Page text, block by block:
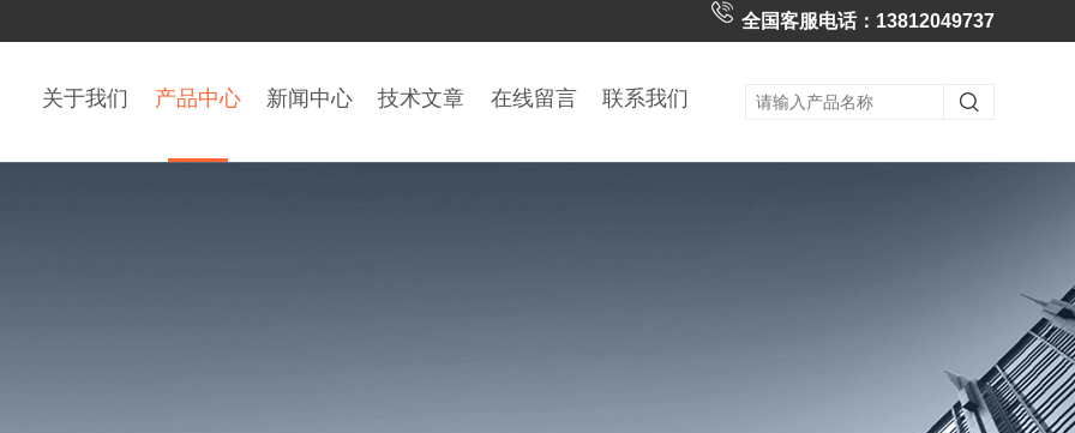
全国客服电话：13812049737
关于我们 产品中心 新闻中心 技术文章 在线留言 联系我们